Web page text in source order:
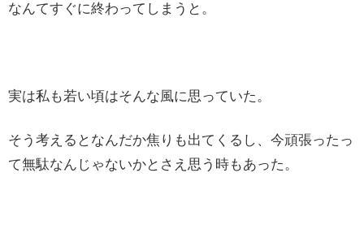
なんてすぐに終わってしまうと。
実は私も若い頃はそんな風に思っていた。
そう考えるとなんだか焦りも出てくるし、今頑張ったっ
て無駄なんじゃないかとさえ思う時もあった。